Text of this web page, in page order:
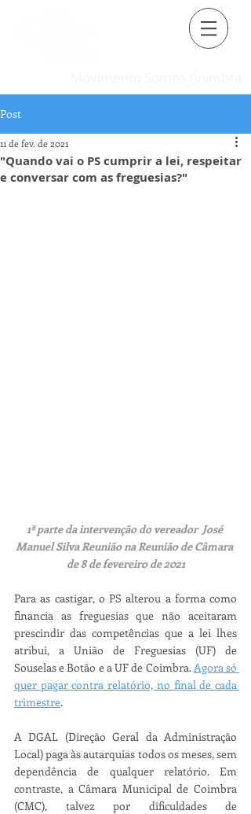
Post
"Quando vai o PS cumprir a lei, respeitar
e conversar com as freguesias?"
11 de fev. de 2021
1ª parte da intervenção do vereador  José
Manuel Silva Reunião na Reunião de Câmara
de 8 de fevereiro de 2021
Para as castigar, o PS alterou a forma como
financia as freguesias que não aceitaram
prescindir das competências que a lei lhes
atribui, a União de Freguesias (UF) de
Souselas e Botão e a UF de Coimbra. Agora só
quer pagar contra relatório, no final de cada
trimestre.
A DGAL (Direção Geral da Administração
Local) paga às autarquias todos os meses, sem
dependência de qualquer relatório. Em
contraste, a Câmara Municipal de Coimbra
(CMC), talvez por dificuldades de